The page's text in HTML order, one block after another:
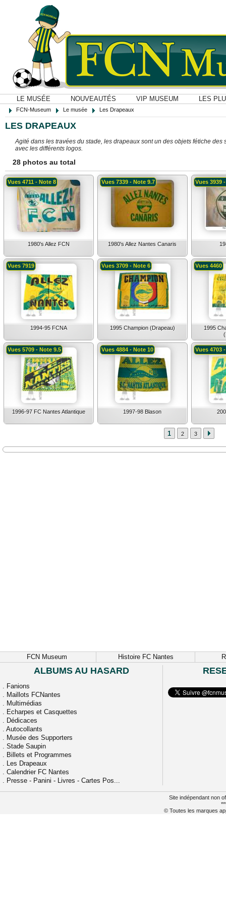
LE MUSÉE NOUVEAUTÉS VIP MUSEUM LES
FCN-Museum Le musée Les Drapeaux
LES DRAPEAUX
Agité dans les travées du stade, les drapeaux sont un des objets fétiche
avec les différents logos.
28 photos au total
1980's Allez FCN
Vues 4711 - Note 8
1980's Allez Nantes Canaris
Vues 7339 - Note 9.7 Vues 3939
1994-95 FCNA
Vues 7919
1995 Champion (Drapeau)
Vues 3709 - Note 6
1995
Vues 4460
1996-97 FC Nantes Atlantique
Vues 5709 - Note 9.5
1997-98 Blason
Vues 4884 - Note 10 Vues 4703
1 2 3
FCN Museum Histoire FC Nantes
ALBUMS AU HASARD
. Fanions
. Maillots FCNantes
. Multimédias
. Echarpes et Casquettes
. Dédicaces
. Autocollants
. Musée des Supporters
. Stade Saupin
. Billets et Programmes
. Les Drapeaux
. Calendrier FC Nantes
. Presse - Panini - Livres - Cartes Pos...
Site indépendant non
© Toutes les marques